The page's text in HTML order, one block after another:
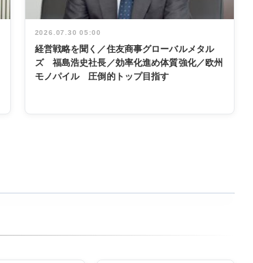
2026.07.30 05:00
経営戦略を聞く／住友商事グローバルメタル
ズ 福島浩史社長／効率化進め体質強化／欧州
モノパイル 圧倒的トップ目指す